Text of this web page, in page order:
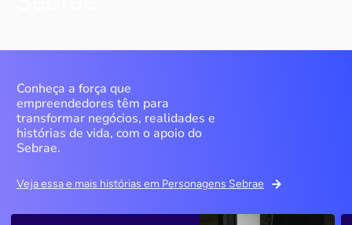
Conheça a força que
empreendedores têm para
transformar negócios, realidades e
histórias de vida, com o apoio do
Sebrae.
Veja essa e mais histórias em Personagens Sebrae